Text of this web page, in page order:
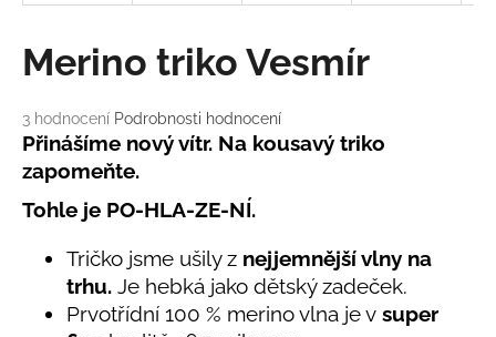
Průměrné
hodnocení
je
5,0
z
hvězdiček.
3 hodnocení Podrobnosti hodnocení
Merino triko Vesmír
Přinášíme nový vítr. Na kousavý triko
zapomeňte.
Tohle je PO-HLA-ZE-NÍ.
Tričko jsme ušily z nejjemnější vlny na
trhu. Je hebká jako dětský zadeček.
Prvotřídní 100 % merino vlna je v super
D
o
o
r
u
u